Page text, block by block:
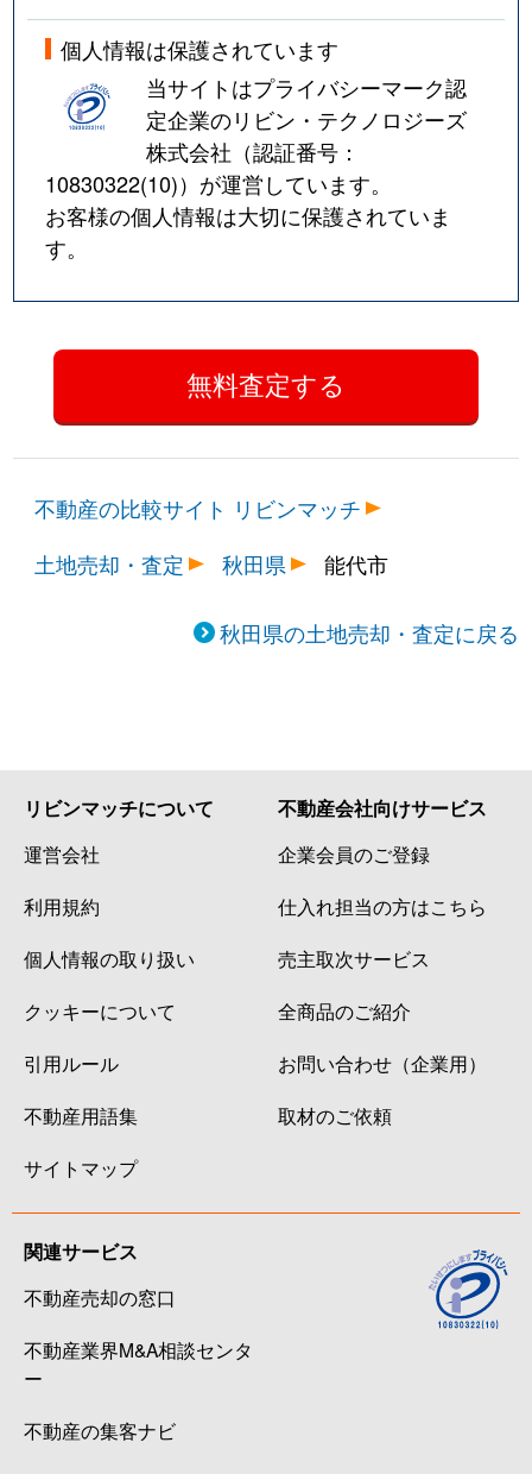
個人情報は保護されています
当サイトはプライバシーマーク認
定企業のリビン・テクノロジーズ
株式会社（認証番号：
10830322(10)）が運営しています。
お客様の個人情報は大切に保護されていま
す。
不動産の比較サイト リビンマッチ
土地売却・査定
秋田県 能代市
秋田県の土地売却・査定に戻る
リビンマッチについて
運営会社
利用規約
個人情報の取り扱い
クッキーについて
引用ルール
不動産用語集
サイトマップ
不動産会社向けサービス
企業会員のご登録
仕入れ担当の方はこちら
売主取次サービス
全商品のご紹介
お問い合わせ（企業用）
取材のご依頼
関連サービス
不動産売却の窓口
不動産業界M&A相談センタ
ー
不動産の集客ナビ